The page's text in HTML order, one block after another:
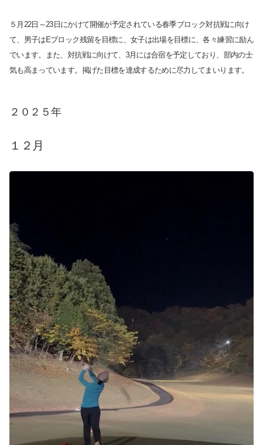
サイト内検索
検索する
５月22日～23日にかけて開催が予定されている春季ブロック対抗戦に向け
て、男子はEブロック残留を目標に、女子は出場を目標に、各々練習に励ん
でいます。また、対抗戦に向けて、3月には合宿を予定しており、部内の士
気も高まっています。掲げた目標を達成するために尽力してまいります。
２０２５年
１２月